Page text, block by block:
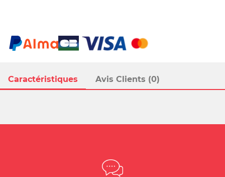
Caractéristiques Avis Clients (0)